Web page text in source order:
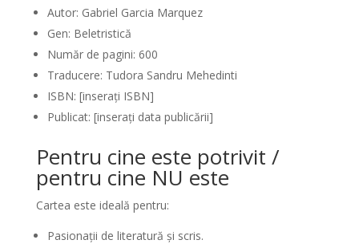
Autor: Gabriel Garcia Marquez
Gen: Beletristică
Număr de pagini: 600
Traducere: Tudora Sandru Mehedinti
ISBN: [inserați ISBN]
Publicat: [inserați data publicării]
Pentru cine este potrivit /
pentru cine NU este
Cartea este ideală pentru:
Pasionații de literatură și scris.